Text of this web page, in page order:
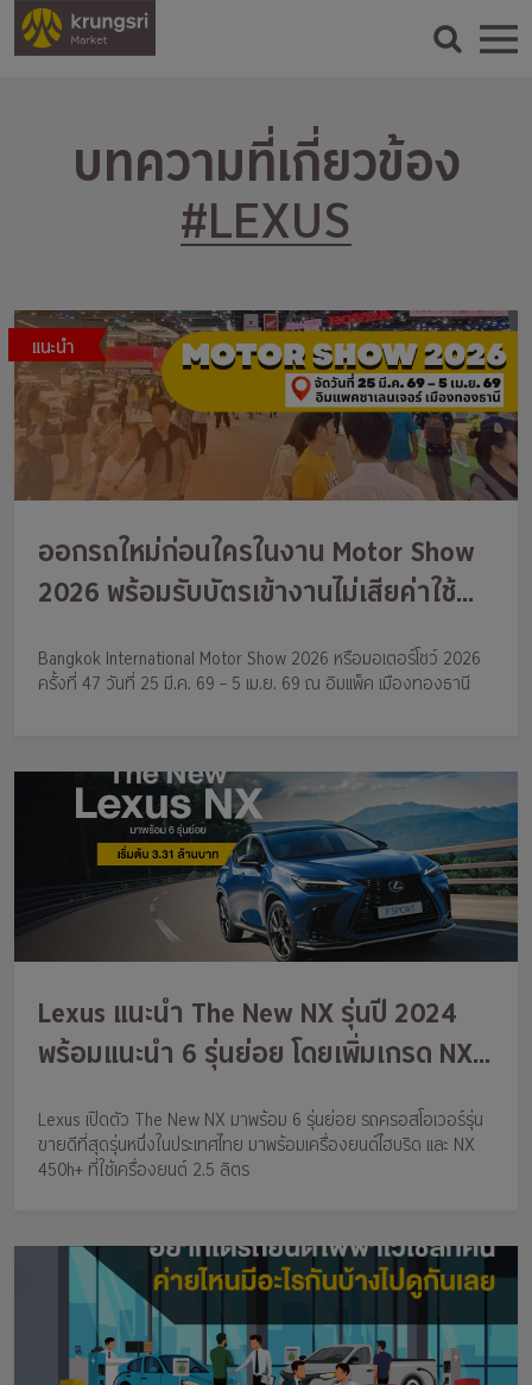
บทความที่เกี่ยวข้อง
#LEXUS
แนะนำ
ออกรถใหม่ก่อนใครในงาน Motor Show
2026 พร้อมรับบัตรเข้างานไม่เสียค่าใช้
Bangkok International Motor Show 2026 หรือมอเตอร์โชว์ 2026
ครั้งที่ 47 วันที่ 25 มี.ค. 69 – 5 เม.ย. 69 ณ อิมแพ็ค เมืองทองธานี
Lexus แนะนำ The New NX รุ่นปี 2024
พร้อมแนะนำ 6 รุ่นย่อย โดยเพิ่มเกรด NX
4.39 ล้านบาท
Lexus เปิดตัว The New NX มาพร้อม 6 รุ่นย่อย รถครอสโอเวอร์รุ่น
ขายดีที่สุดรุ่นหนึ่งในประเทศไทย มาพร้อมเครื่องยนต์ไฮบริด และ NX
450h+ ที่ใช้เครื่องยนต์ 2.5 ลิตร